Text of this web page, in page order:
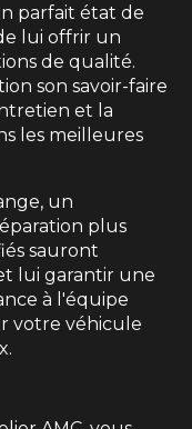
parfait état de
lui offrir un
de qualité.
son savoir-faire
et la
les meilleures
un
plus
sauront
lui garantir une
à l'équipe
votre véhicule